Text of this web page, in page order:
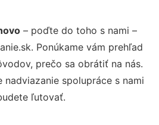
– poďte do toho s nami –
Ponúkame vám prehľad
prečo sa obrátiť na nás.
nadviazanie spolupráce s nami
ľutovať.